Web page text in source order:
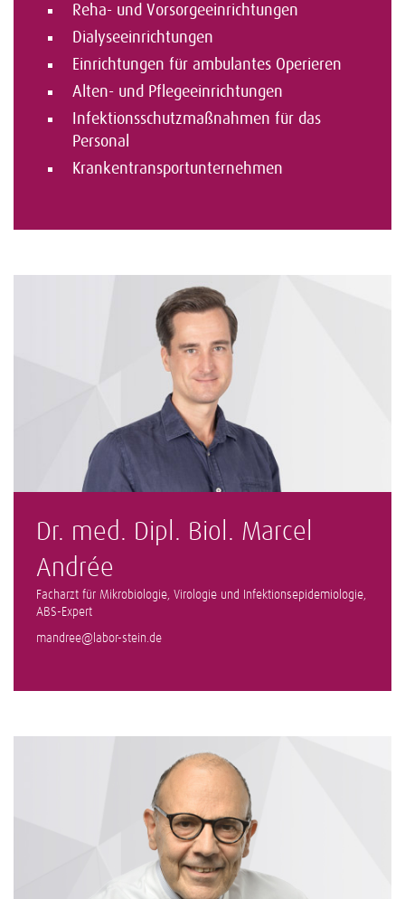
Reha- und Vorsorgeeinrichtungen
Dialyseeinrichtungen
Einrichtungen für ambulantes Operieren
Alten- und Pflegeeinrichtungen
Infektionsschutzmaßnahmen für das
Personal
Krankentransportunternehmen
Dr. med. Dipl. Biol. Marcel
Andrée
Facharzt für Mikrobiologie, Virologie und Infektionsepidemiologie,
ABS-Expert
mandree@labor-stein.de